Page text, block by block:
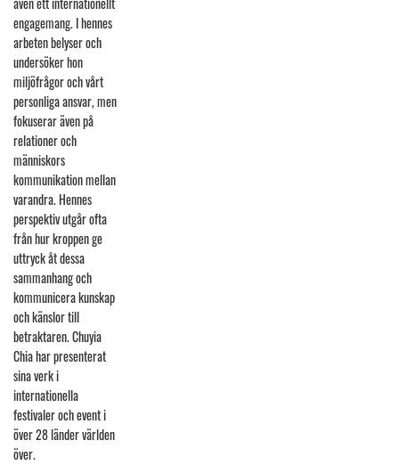
engagemang. I hennes
arbeten belyser och
undersöker hon
miljöfrågor och vårt
personliga ansvar, men
fokuserar även på
relationer och
människors
kommunikation mellan
varandra. Hennes
perspektiv utgår ofta
från hur kroppen ge
uttryck åt dessa
sammanhang och
kommunicera kunskap
och känslor till
betraktaren. Chuyia
Chia har presenterat
sina verk i
internationella
festivaler och event i
över 28 länder världen
över.